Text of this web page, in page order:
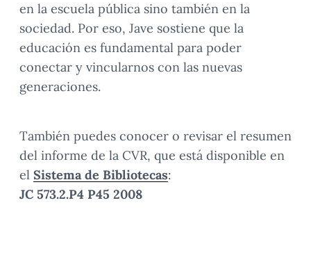
en la escuela pública sino también en la
sociedad. Por eso, Jave sostiene que la
educación es fundamental para poder
conectar y vincularnos con las nuevas
generaciones.
También puedes conocer o revisar el resumen
del informe de la CVR, que está disponible en
el Sistema de Bibliotecas:
JC 573.2.P4 P45 2008